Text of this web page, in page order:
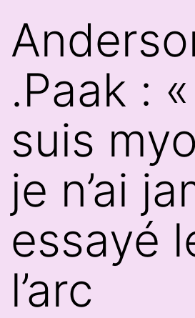
.Paak :
suis
je n’ai
essayé
l’arc